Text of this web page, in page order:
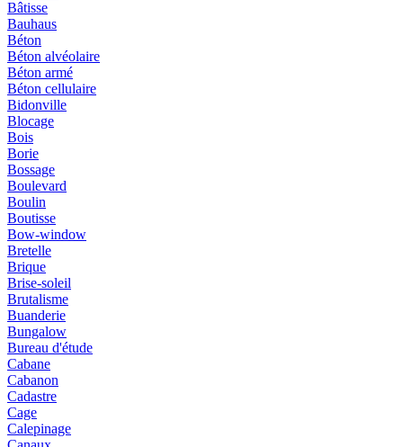
Bâtisse
Bauhaus
Béton
Béton alvéolaire
Béton armé
Béton cellulaire
Bidonville
Blocage
Bois
Borie
Bossage
Boulevard
Boulin
Boutisse
Bow-window
Bretelle
Brique
Brise-soleil
Brutalisme
Buanderie
Bungalow
Bureau d'étude
Cabane
Cabanon
Cadastre
Cage
Calepinage